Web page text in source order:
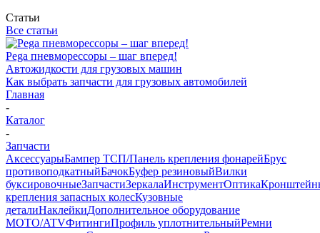
Статьи
Все статьи
Pega пневморессоры – шаг вперед!
Автожидкости для грузовых машин
Как выбрать запчасти для грузовых автомобилей
Главная
-
Каталог
-
Запчасти
АксессуарыБампер ТСП/Панель крепления фонарейБрус
противоподкатныйБачокБуфер резиновыйВилки
буксировочныеЗапчастиЗеркалаИнструментОптика
крепления запасных колесКузовные
деталиНаклейкиДополнительное оборудование
MOTO/ATVФитингиПрофиль уплотнительныйРемни